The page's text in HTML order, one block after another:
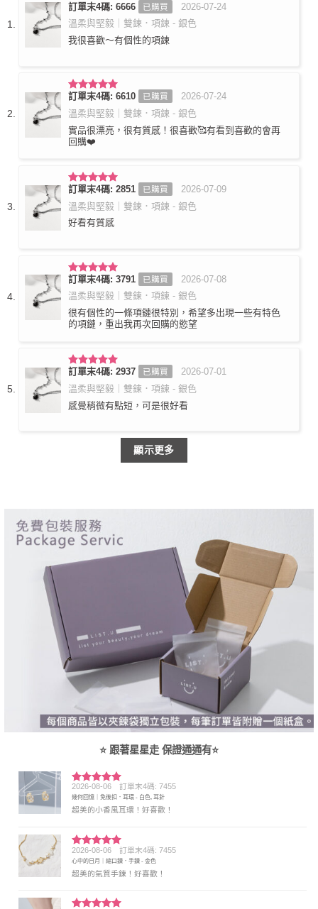
評分5滿
分 5
訂單末4碼: 6666 已購買
2026-07-24
溫柔與堅毅｜雙鍊．項鍊 - 銀色
我很喜歡～有個性的項鍊
評分5滿
分 5
訂單末4碼: 6610 已購買
2026-07-24
溫柔與堅毅｜雙鍊．項鍊 - 銀色
實品很漂亮，很有質感！很喜歡🥰有看到喜歡的會再
回購❤️
評分5滿
分 5
訂單末4碼: 2851 已購買
2026-07-09
溫柔與堅毅｜雙鍊．項鍊 - 銀色
好看有質感
評分5滿
分 5
訂單末4碼: 3791 已購買
2026-07-08
溫柔與堅毅｜雙鍊．項鍊 - 銀色
很有個性的一條項鏈很特別，希望多出現一些有特色
的項鏈，重出我再次回購的慾望
評分5滿
分 5
訂單末4碼: 2937 已購買
2026-07-01
溫柔與堅毅｜雙鍊．項鍊 - 銀色
感覺稍微有點短，可是很好看
顯示更多
⭐ 跟著星星走 保證通通有⭐
評分5 滿
分 5
2026-08-06 訂單末4碼: 7455
幾何回憶｜免後扣．耳環 - 白色, 耳針
超美的小香風耳環！好喜歡！
評分5 滿
分 5
2026-08-06 訂單末4碼: 7455
心中的日月｜縮口鍊．手鍊 - 金色
超美的氣質手鍊！好喜歡！